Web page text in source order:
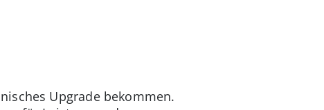
Upgrade bekommen.